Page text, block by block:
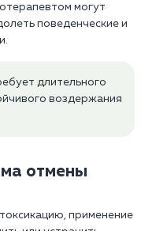
могут
поведенческие и
длительного
воздержания
отмены
применение